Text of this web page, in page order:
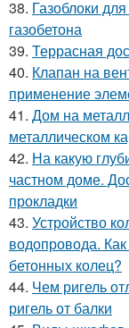
38. Газоблоки
газобетона
39. Террасная
40. Клапан на
применение
41. Дом на
металлическом
42. На какую
частном доме.
прокладки
43. Устройство
водопровода.
бетонных колец?
44. Чем ригель
ригель от балки